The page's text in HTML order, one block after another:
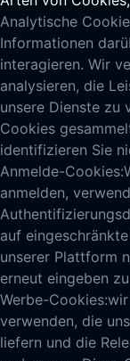
Analytische
Informationen
interagieren. Wir
analysieren, die
unsere Dienste zu
Cookies
identifizieren Sie
Anmelde-Cookies:
anmelden,
auf
unserer Plattform
erneut eingeben
Werbe-Cookies:
verwenden, die
liefern und die